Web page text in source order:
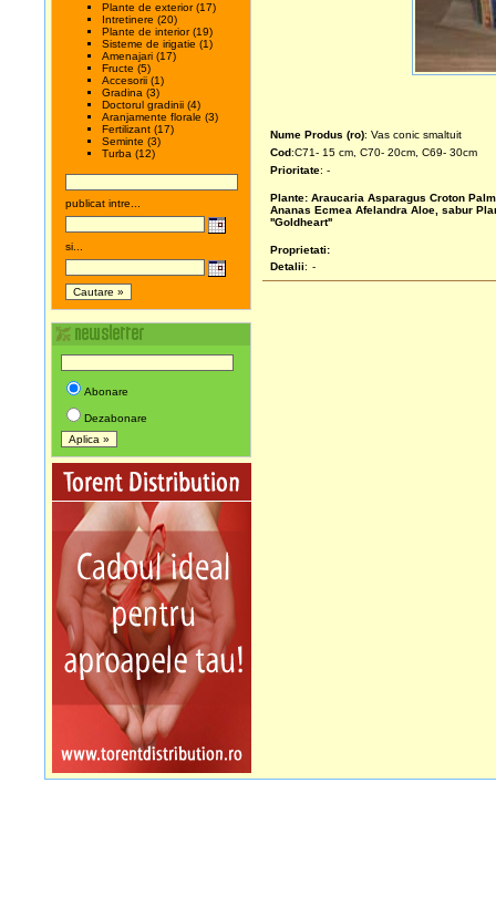
Plante de exterior (17)
Intretinere (20)
Plante de interior (19)
Sisteme de irigatie (1)
Amenajari (17)
Fructe (5)
Accesorii (1)
Gradina (3)
Doctorul gradinii (4)
Aranjamente florale (3)
Fertilizant (17)
Seminte (3)
Turba (12)
publicat intre...
si...
Abonare
Dezabonare
Nume Produs (ro): Vas conic smaltuit
Cod:C71- 15 cm, C70- 20cm, C69- 30cm
Prioritate: -
Plante: Araucaria Asparagus Croton
Ananas Ecmea Afelandra Aloe, sabur
''Goldheart''
Proprietati:
Detalii: -